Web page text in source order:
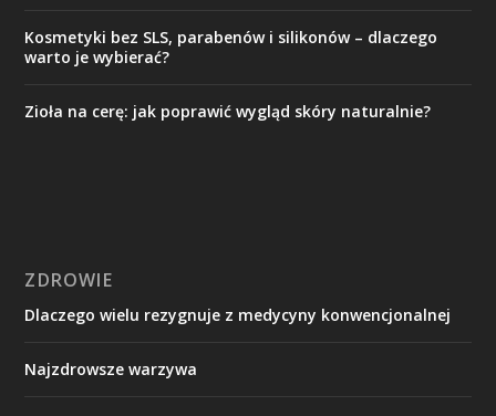
Kosmetyki bez SLS, parabenów i silikonów – dlaczego
warto je wybierać?
Zioła na cerę: jak poprawić wygląd skóry naturalnie?
ZDROWIE
Dlaczego wielu rezygnuje z medycyny konwencjonalnej
Najzdrowsze warzywa